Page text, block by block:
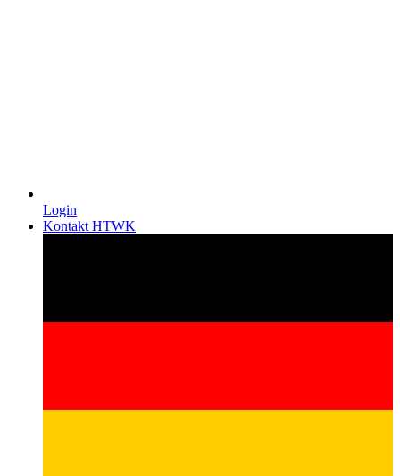
Login
Kontakt HTWK